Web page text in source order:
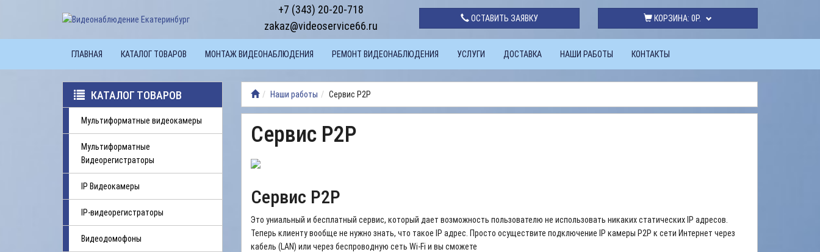
+7 (343) 20-20-718
zakaz@videoservice66.ru
ОСТАВИТЬ ЗАЯВКУ КОРЗИНА: 0Р.
ГЛАВНАЯ КАТАЛОГ ТОВАРОВ МОНТАЖ ВИДЕОНАБЛЮДЕНИЯ РЕМОНТ ВИДЕОНАБЛЮДЕНИЯ УСЛУГИ ДОСТАВКА НАШИ РАБОТЫ КОНТАКТЫ
КАТАЛОГ ТОВАРОВ
Мультиформатные видеокамеры
Мультиформатные
Видеорегистраторы
IP Видеокамеры
IP-видеорегистраторы
Видеодомофоны
Наши работы Сервис P2P
Сервис P2P
Сервис P2P
Это униальный и бесплатный сервис, который дает возможность пользователю не использовать никаких статических IP адресов.
Теперь клиенту вообще не нужно знать, что такое IP адрес. Просто осуществите подключение IP камеры P2P к сети Интернет через
кабель (LAN) или через беспроводную сеть Wi-Fi и вы сможете